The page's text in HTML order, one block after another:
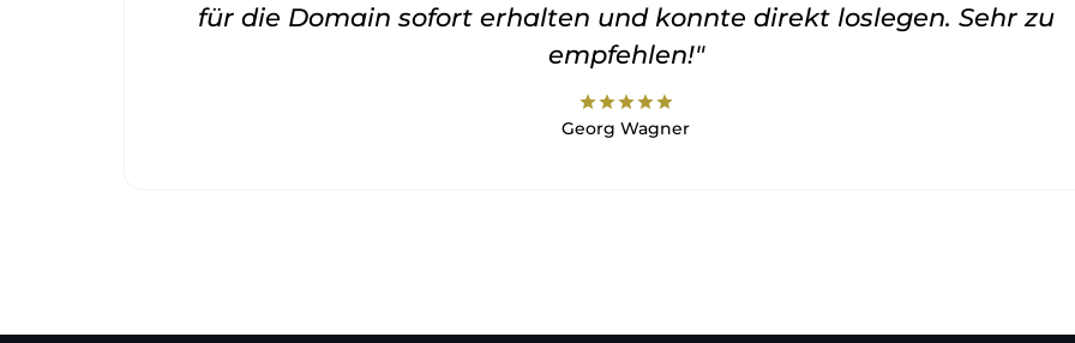
für die Domain sofort erhalten und konnte direkt loslegen. Sehr zu
empfehlen!"
starstarstarstarstar
Georg Wagner